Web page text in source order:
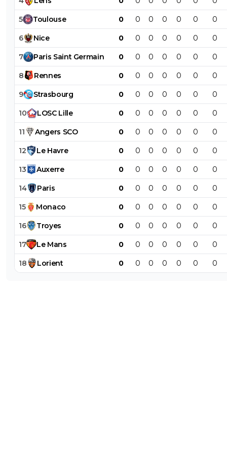
5 Toulouse 0 0 0 0 0 0 0
6 Nice 0 0 0 0 0 0 0
7 Paris Saint Germain 0 0 0 0 0 0 0
8 Rennes 0 0 0 0 0 0 0
9 Strasbourg 0 0 0 0 0 0 0
10 LOSC Lille 0 0 0 0 0 0 0
11 Angers SCO 0 0 0 0 0 0 0
12 Le Havre 0 0 0 0 0 0 0
13 Auxerre 0 0 0 0 0 0 0
14 Paris 0 0 0 0 0 0 0
15 Monaco 0 0 0 0 0 0 0
16 Troyes 0 0 0 0 0 0 0
17 Le Mans 0 0 0 0 0 0 0
18 Lorient 0 0 0 0 0 0 0